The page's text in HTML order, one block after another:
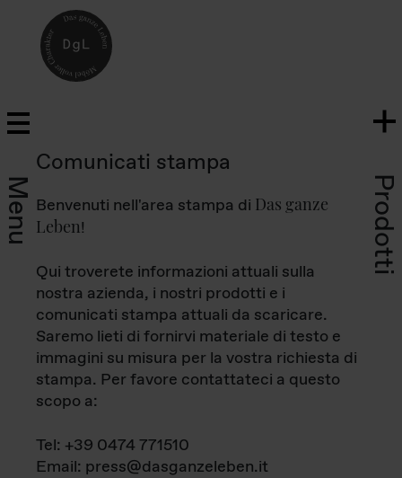
Menu Prodotti
Comunicati stampa
Benvenuti nell'area stampa di Das ganze
Leben!
Qui troverete informazioni attuali sulla
nostra azienda, i nostri prodotti e i
comunicati stampa attuali da scaricare.
Saremo lieti di fornirvi materiale di testo e
immagini su misura per la vostra richiesta di
stampa. Per favore contattateci a questo
scopo a:
Tel: +39 0474 771510
Email: press@dasganzeleben.it